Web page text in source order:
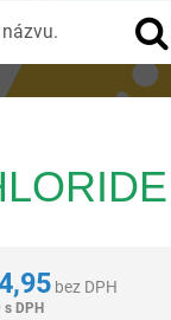
bez DPH
381,09 s DPH